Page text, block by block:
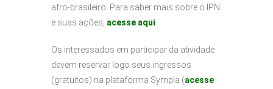
afro-brasileiro. Para saber mais sobre o IPN
e suas ações, acesse aqui
Os interessados em participar da atividade
devem reservar logo seus ingressos
(gratuitos) na plataforma Sympla (acesse